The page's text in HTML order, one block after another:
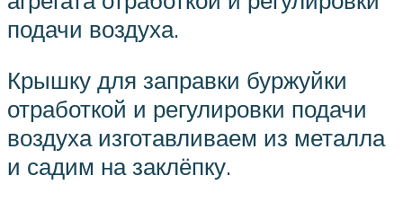
подачи воздуха.
Крышку для заправки буржуйки
отработкой и регулировки подачи
воздуха изготавливаем из металла
и садим на заклёпку.